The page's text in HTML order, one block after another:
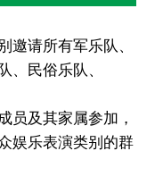
邀请所有军乐队、
、民俗乐队、
员及其家属参加，
娱乐表演类别的群